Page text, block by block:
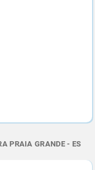
PRAIA GRANDE - ES